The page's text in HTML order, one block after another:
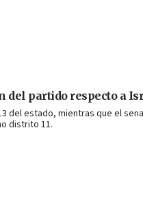
partido respecto a
estado, mientras que el
distrito 11.